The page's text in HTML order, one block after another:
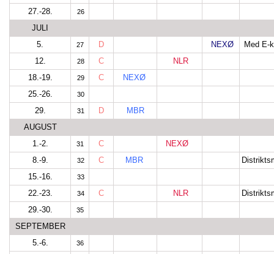
27.-28.
26
JULI
5.
27 D NEXØ
Med E-
12.
28 C
NLR
18.-19.
29 C
NEXØ
25.-26.
30
29. 31 D
MBR
AUGUST
1.-2.
31 C
NEXØ
8.-9.
32 C MBR
15.-16.
33
22.-23. 34 C NLR
29.-30.
35
SEPTEMBER
5.-6.
36